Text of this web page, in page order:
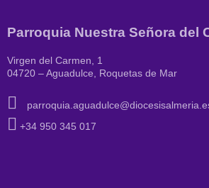
Parroquia Nuestra Señora del
Virgen del Carmen, 1
04720 – Aguadulce, Roquetas de Mar
+34 950 345 017